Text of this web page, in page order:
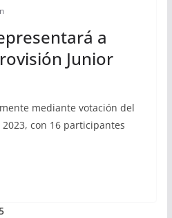
a
Junior
mediante votación del
con 16 participantes